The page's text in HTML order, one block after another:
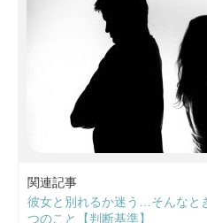
関連記事
彼女と別れるか迷う…そんなと
つのこと【判断基準】